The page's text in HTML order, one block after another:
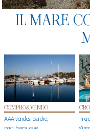
IL MARE
COMPRO&VENDO
AAA vendesi barche,
In